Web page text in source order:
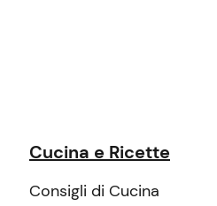
Cucina e Ricette
Consigli di Cucina